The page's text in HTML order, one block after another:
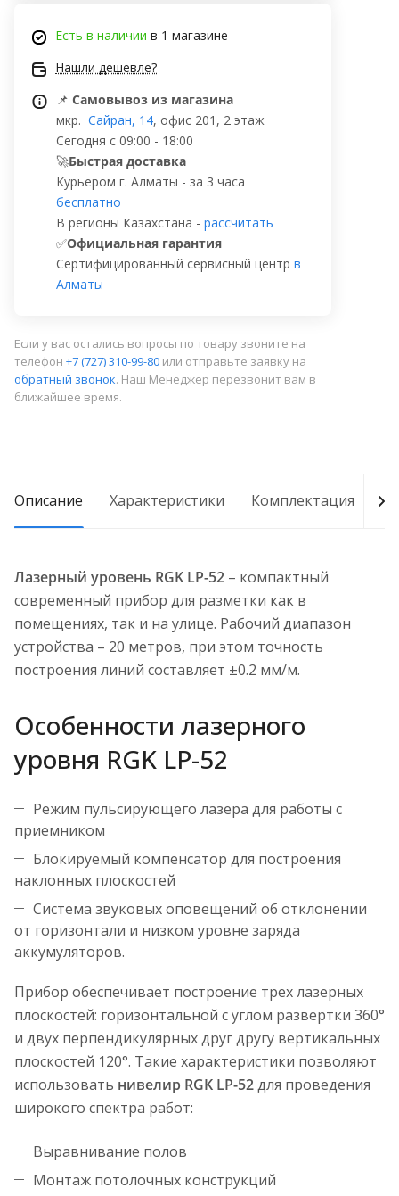
Есть в наличии в 1 магазине
Нашли дешевле?
📌 Самовывоз из магазина
мкр. Сайран, 14, офис 201, 2 этаж
Сегодня с 09:00 - 18:00
🚀Быстрая доставка
Курьером г. Алматы - за 3 часа
бесплатно
В регионы Казахстана - рассчитать
✅Официальная гарантия
Сертифицированный сервисный центр в
Алматы
Если у вас остались вопросы по товару звоните на
телефон +7 (727) 310-99-80 или отправьте заявку на
обратный звонок. Наш Менеджер перезвонит вам в
ближайшее время.
Описание Характеристики Комплектация
Лазерный уровень RGK LP-52 – компактный
современный прибор для разметки как в
помещениях, так и на улице. Рабочий диапазон
устройства – 20 метров, при этом точность
построения линий составляет ±0.2 мм/м.
Особенности лазерного
уровня RGK LP-52
Режим пульсирующего лазера для работы с
приемником
Блокируемый компенсатор для построения
наклонных плоскостей
Система звуковых оповещений об отклонении
от горизонтали и низком уровне заряда
аккумуляторов.
Прибор обеспечивает построение трех лазерных
плоскостей: горизонтальной с углом развертки 360°
и двух перпендикулярных друг другу вертикальных
плоскостей 120°. Такие характеристики позволяют
использовать нивелир RGK LP-52для проведения
широкого спектра работ:
Выравнивание полов
Монтаж потолочных конструкций